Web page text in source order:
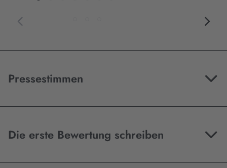
Pressestimmen
Die erste Bewertung schreiben